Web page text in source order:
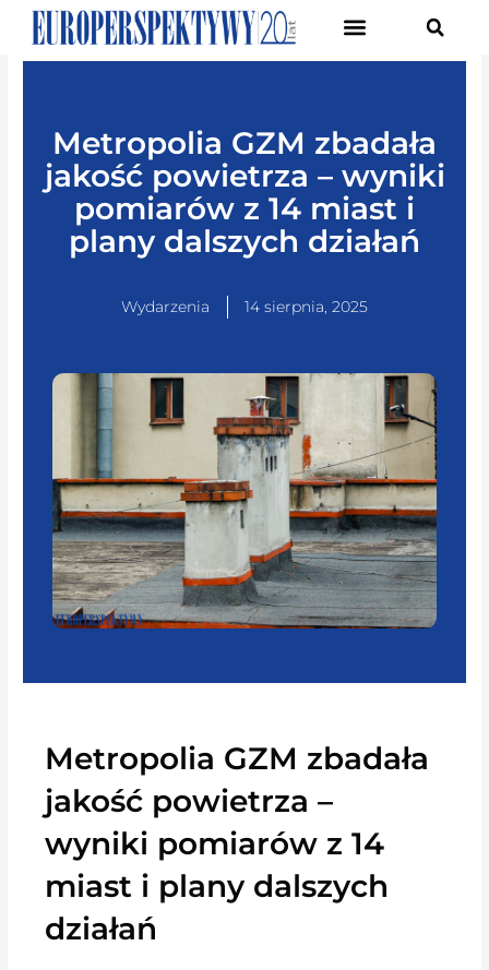
Metropolia GZM zbadała
jakość powietrza – wyniki
pomiarów z 14 miast i
plany dalszych działań
Wydarzenia 14 sierpnia, 2025
Metropolia GZM zbadała
jakość powietrza –
wyniki pomiarów z 14
miast i plany dalszych
działań